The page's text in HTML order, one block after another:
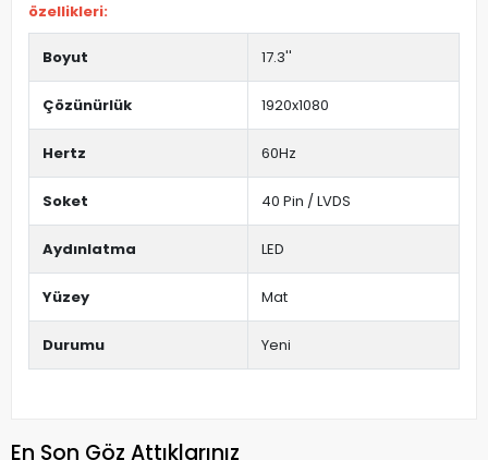
özellikleri:
Boyut 17.3''
Çözünürlük 1920x1080
Hertz 60Hz
Soket 40 Pin / LVDS
Aydınlatma LED
Yüzey Mat
Durumu Yeni
En Son Göz Attıklarınız